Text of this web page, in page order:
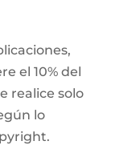
el 10% del
realice solo
lo